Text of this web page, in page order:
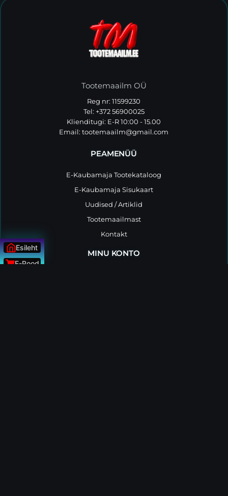
Tootemaailm OÜ
Reg nr: 11599230
Tel: +372 56900025
Klienditugi: E-R 10:00 - 15.00
Email:tootemaailm@gmail.com
PEAMENÜÜ
E-Kaubamaja Tootekataloog
E-Kaubamaja Sisukaart
Uudised / Artiklid
Tootemaailmast
Kontakt
MINU KONTO
Esileht
E-Pood